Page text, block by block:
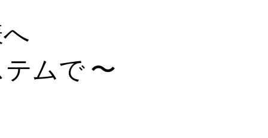
ムで 〜